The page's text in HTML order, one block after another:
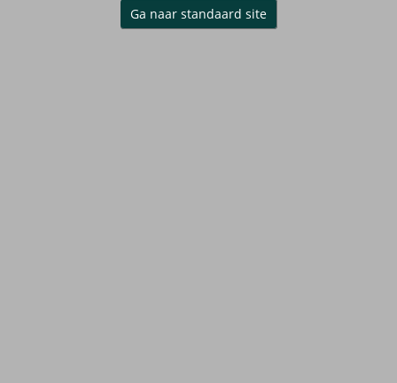
Ga naar standaard site